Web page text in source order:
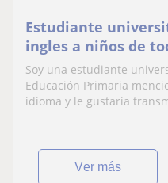
Estudiante
ingles a niños de
findes de semana
Soy una estudiante
Educación Primaria
idioma y le gustaria
ver más